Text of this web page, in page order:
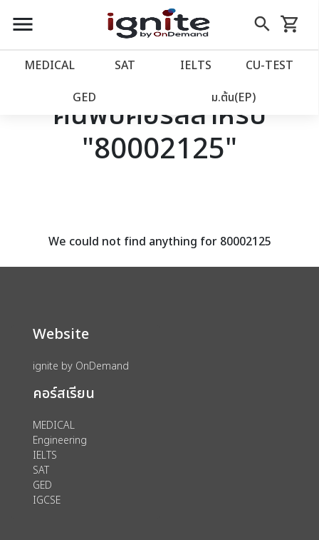
close
account_balance หน้าแรก
เว็บไซต์อิกไนท์
โปรโมชั่น
assignment ลงทะเบียน
menu search
Skip
to
shopping_cart
รถเข็น
MEDICAL SAT IELTS CU‑TEST
GED ม.ต้น(EP)
ค้นพบคอร์สสำหรับ
"80002125"
We could not find anything for 80002125
Website
ignite by OnDemand
คอร์สเรียน
MEDICAL
Engineering
IELTS
SAT
GED
IGCSE